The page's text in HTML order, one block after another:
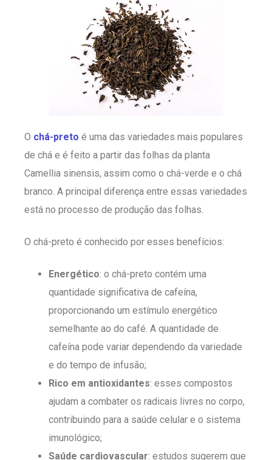
O chá-preto é uma das variedades mais populares
de chá e é feito a partir das folhas da planta
Camellia sinensis, assim como o chá-verde e o chá
branco. A principal diferença entre essas variedades
está no processo de produção das folhas.
O chá-preto é conhecido por esses benefícios:
Energético: o chá-preto contém uma
quantidade significativa de cafeína,
proporcionando um estímulo energético
semelhante ao do café. A quantidade de
cafeína pode variar dependendo da variedade
e do tempo de infusão;
Rico em antioxidantes: esses compostos
ajudam a combater os radicais livres no corpo,
contribuindo para a saúde celular e o sistema
imunológico;
Saúde cardiovascular: estudos sugerem que